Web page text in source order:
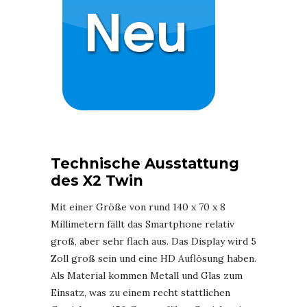
Technische Ausstattung
des X2 Twin
Mit einer Größe von rund 140 x 70 x 8
Millimetern fällt das Smartphone relativ
groß, aber sehr flach aus. Das Display wird 5
Zoll groß sein und eine HD Auflösung haben.
Als Material kommen Metall und Glas zum
Einsatz, was zu einem recht stattlichen